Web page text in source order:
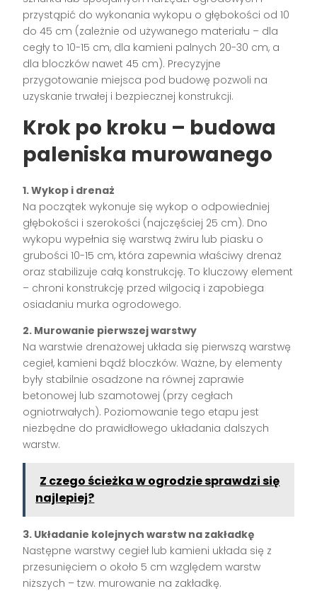
przystąpić do wykonania wykopu o głębokości od 10
do 45 cm (zależnie od używanego materiału – dla
cegły to 10-15 cm, dla kamieni palnych 20-30 cm, a
dla bloczków nawet 45 cm). Precyzyjne
przygotowanie miejsca pod budowę pozwoli na
uzyskanie trwałej i bezpiecznej konstrukcji.
Krok po kroku – budowa
paleniska murowanego
1. Wykop i drenaż
Na początek wykonuje się wykop o odpowiedniej
głębokości i szerokości (najczęściej 25 cm). Dno
wykopu wypełnia się warstwą żwiru lub piasku o
grubości 10-15 cm, która zapewnia właściwy drenaż
oraz stabilizuje całą konstrukcję. To kluczowy element
– chroni konstrukcję przed wilgocią i zapobiega
osiadaniu murka ogrodowego.
2. Murowanie pierwszej warstwy
Na warstwie drenażowej układa się pierwszą warstwę
cegieł, kamieni bądź bloczków. Ważne, by elementy
były stabilnie osadzone na równej zaprawie
betonowej lub szamotowej (przy cegłach
ogniotrwałych). Poziomowanie tego etapu jest
niezbędne do prawidłowego układania dalszych
warstw.
Z czego ścieżka w ogrodzie sprawdzi się
najlepiej?
3. Układanie kolejnych warstw na zakładkę
Następne warstwy cegieł lub kamieni układa się z
przesunięciem o około 5 cm względem warstw
niższych – tzw. murowanie na zakładkę.